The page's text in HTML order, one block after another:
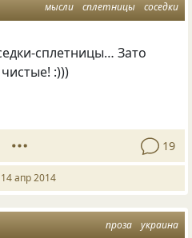
мысли сплетницы соседки
сплетницы… Зато
:)))
19
14 апр 2014
проза украина